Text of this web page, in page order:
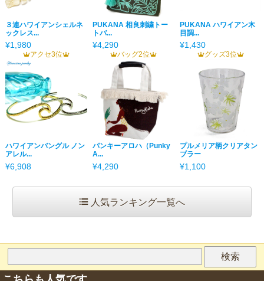
３連ハワイアンシェルネ
ックレス...
¥1,980
PUKANA 相良刺繍トー
トバ...
¥4,290
PUKANA ハワイアン木
目調...
¥1,430
アクセ3位
ハワイアンバングル ノン
アレル...
¥6,908
バッグ2位
パンキーアロハ（Punky
A...
¥4,290
グッズ3位
プルメリア柄クリアタン
ブラー
¥1,100
人気ランキング一覧へ